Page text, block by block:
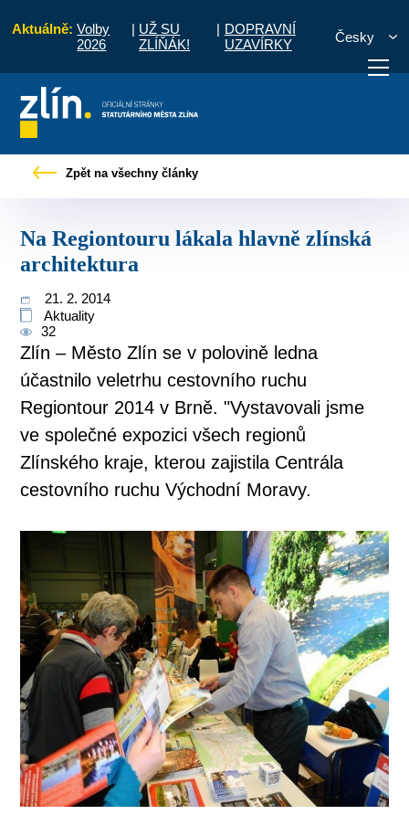
Aktuálně: Volby
2026
| UŽ SU
ZLÍŇÁK!
| DOPRAVNÍ
UZAVÍRKY
Česky
vyřídit Potřebuji zaplatit
Zpět na všechny články
Na Regiontouru lákala hlavně zlínská
architektura
21. 2. 2014
Aktuality
32
Zlín – Město Zlín se v polovině ledna
účastnilo veletrhu cestovního ruchu
Regiontour 2014 v Brně. "Vystavovali jsme
ve společné expozici všech regionů
Zlínského kraje, kterou zajistila Centrála
cestovního ruchu Východní Moravy.